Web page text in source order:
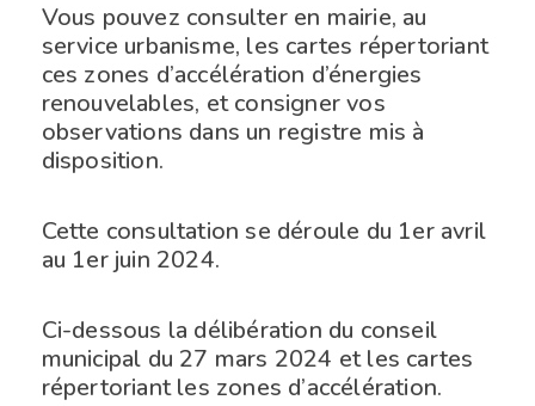
Vous pouvez consulter en mairie, au
service urbanisme, les cartes répertoriant
ces zones d’accélération d’énergies
renouvelables, et consigner vos
observations dans un registre mis à
disposition.
Cette consultation se déroule du 1er avril
au 1er juin 2024.
Ci-dessous la délibération du conseil
municipal du 27 mars 2024 et les cartes
répertoriant les zones d’accélération.